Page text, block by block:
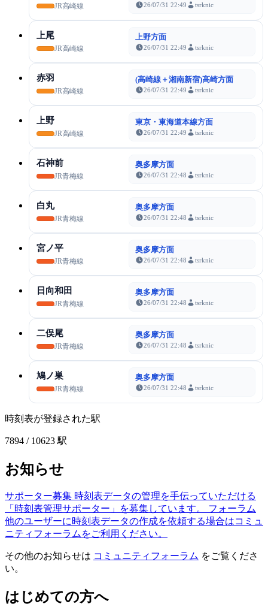
JR高崎線 26/07/31 22:49 tsrknic
上尾
JR高崎線
上野方面
26/07/31 22:49 tsrknic
赤羽
JR高崎線
(高崎線＋湘南新宿)高崎方面
26/07/31 22:49 tsrknic
上野
JR高崎線
東京・東海道本線方面
26/07/31 22:49 tsrknic
石神前
JR青梅線
奥多摩方面
26/07/31 22:48 tsrknic
白丸
JR青梅線
奥多摩方面
26/07/31 22:48 tsrknic
宮ノ平
JR青梅線
奥多摩方面
26/07/31 22:48 tsrknic
日向和田
JR青梅線
奥多摩方面
26/07/31 22:48 tsrknic
二俣尾
JR青梅線
奥多摩方面
26/07/31 22:48 tsrknic
鳩ノ巣
JR青梅線
奥多摩方面
26/07/31 22:48 tsrknic
時刻表が登録された駅
7894 / 10623 駅
お知らせ
サポーター募集 時刻表データの管理を手伝っていただける
「時刻表管理サポーター」を募集しています。
フォーラム
他のユーザーに時刻表データの作成を依頼する場合はコミュ
ニティフォーラムをご利用ください。
その他のお知らせは コミュニティフォーラム をご覧くださ
い。
はじめての方へ